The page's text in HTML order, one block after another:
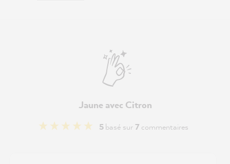
Jaune avec Citron
5basé sur 7 commentaires